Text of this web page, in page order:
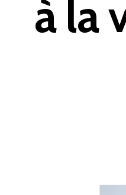
à la